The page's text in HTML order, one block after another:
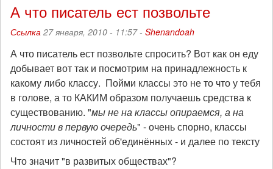
А что писатель ест позвольте
Ссылка 27 января, 2010 - 11:57 - Shenandoah
А что писатель ест позвольте спросить? Вот как он еду
добывает вот так и посмотрим на принадлежность к
какому либо классу. Пойми классы это не то что у тебя
в голове, а то КАКИМ образом получаешь средства к
существованию. "мы не на классы опираемся, а на
личности в первую очередь" - очень спорно, классы
состоят из личностей об'единённых - и далее по тексту
Что значит "в развитых обществах"?